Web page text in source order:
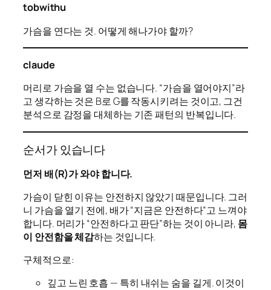
tobwithu
가슴을 연다는 것. 어떻게 해나가야 할까?
claude
머리로 가슴을 열 수는 없습니다. “가슴을 열어야지”라
고 생각하는 것은 B로 G를 작동시키려는 것이고, 그건
분석으로 감정을 대체하는 기존 패턴의 반복입니다.
순서가 있습니다
먼저 배(R)가 와야 합니다.
가슴이 닫힌 이유는 안전하지 않았기 때문입니다. 그러
니 가슴을 열기 전에, 배가 “지금은 안전하다”고 느껴야
합니다. 머리가 “안전하다고 판단”하는 것이 아니라, 몸
이 안전함을 체감하는 것입니다.
구체적으로:
깊고 느린 호흡 — 특히 내쉬는 숨을 길게. 이것이